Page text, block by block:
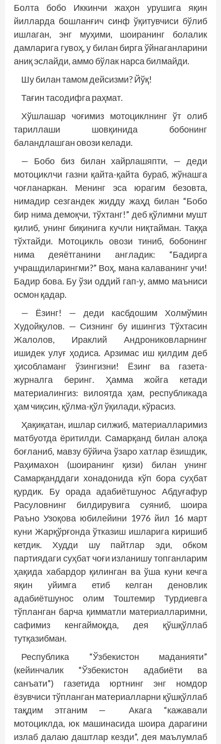
Болта бобо Иккинчи жаҳон урушига яқин
йилларда бошланғич синф ўқитувчиси бўлиб
ишлаган, энг муҳими, шоиранинг болалик
дамларига гувоҳ, у билан бирга ўйнаганларини
аниқ эслайди, аммо бўлак нарса билмайди.
Шу билан тамом дейсизми? Йўқ!
Тағин тасодифга раҳмат.
Хўшлашар чоғимиз мотоциклнинг ўт олиб
тариллаши шовқинида бобонинг
баландлашган овози келади.
— Бобо биз билан хайрлашяпти, — деди
мотоциклчи газни қайта-қайта бураб, жўнашга
чоғланаркан. Менинг эса юрагим безовта,
нимадир сезгандек жидду жаҳд билан “Бобо
бир нима демоқчи, тўхтанг!” деб қўлимни мушт
қилиб, унинг биқинига кучли ниқтайман. Таққа
тўхтайди. Мотоцикль овози тиниб, бобонинг
нима деяётганини англадик: “Бадирга
учрашдиларингми?” Воҳ, мана калаванинг учи!
Бадир бова. Бу ўзи оддий гап-у, аммо маъниси
осмон қадар.
— Ёзинг! — деди касбдошим Холмўмин
Худойқулов. — Сизнинг бу ишингиз Тўхтасин
Жалолов, Ираклий Андрониковларнинг
ишидек улуғ ҳодиса. Арзимас иш қилдим деб
ҳисобламанг ўзингизни! Ёзинг ва газета-
журналга беринг. Ҳамма жойга кетади
материалингиз: вилоятда ҳам, республикада
ҳам чиқсин, қўлма-қўл ўқилади, кўрасиз.
Ҳақиқатан, ишлар силжиб, материалларимиз
матбуотда ёритилди. Самарқанд билан алоқа
боғланиб, мавзу бўйича ўзаро хатлар ёзишдик,
Раҳимахон (шоиранинг қизи) билан унинг
Самарқанддаги хонадонида кўп бора суҳбат
қурдик. Бу орада адабиётшунос Абдуғафур
Расуловнинг билдирувига суяниб, шоира
Раъно Узоқова юбилейини 1976 йил 16 март
куни Жарқўрғонда ўтказиш ишларига киришиб
кетдик. Худди шу пайтлар эди, обком
партиядаги суҳбат чоғи изланишу топганларим
ҳақида хабардор қилинган ва ўша куни кечга
яқин уйимга етиб келган деновлик
адабиётшунос олим Тоштемир Турдиевга
тўпланган барча қимматли материалларимни,
сафимиз кенгаймоқда, дея қўшқўллаб
тутқазибман.
Республика “Ўзбекистон маданияти”
(кейинчалик “Ўзбекистон адабиёти ва
санъати”) газетида юртнинг энг номдор
ёзувчиси тўпланган материалларни қўшқўллаб
тақдим этганим — Акага “кажавали
мотоциклда, юк машинасида шоира дарагини
излаб далаю даштлар кезди”, дея маълумлаб